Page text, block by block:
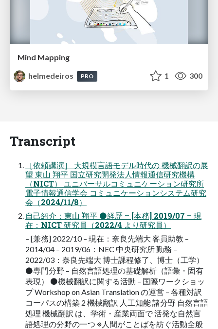
Mind Mapping
helmedeiros
PRO 1 300
Transcript
［依頼講演］ 大規模言語モデル時代の 機械翻訳の展
望 東山 翔平 国立研究開発法人情報通信研究機構
（NICT） ユニバーサルコミュニケーション研究所
電子情報通信学会 コミュニケーションシステム研究
会（2024/11/8）
自己紹介：東山 翔平 ⚫経歴 – [本務] 2019/07 – 現
在：NICT 研究員（2022/4 より研究員）
– [兼務] 2022/10 – 現在：奈良先端大 客員助教 –
2014/04 – 2019/06：NEC 中央研究所 勤務 –
2022/03：奈良先端大 博士課程修了、博士（工学）
⚫専門分野 – 自然言語処理の基礎解析（語彙・固有
表現） ⚫機械翻訳に関する活動 – 国際ワークショッ
プ Workshop on Asian Translation の運営 – 各種対訳
コーパスの構築 2 機械翻訳 人工知能 諸分野 自然言語
処理 機械翻訳 は、学術・産業両面で 活発な自然言
語処理の分野の一つ ※人間がことばを紡ぐ活動全般